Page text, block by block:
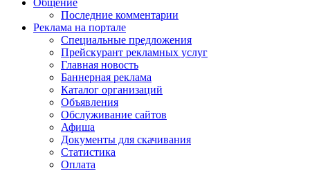
Общение
Последние комментарии
Реклама на портале
Специальные предложения
Прейскурант рекламных услуг
Главная новость
Баннерная реклама
Каталог организаций
Объявления
Обслуживание сайтов
Афиша
Документы для скачивания
Статистика
Оплата